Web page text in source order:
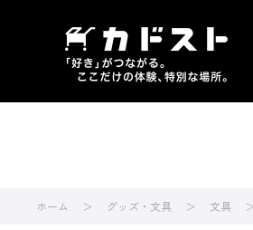
ホーム グッズ・文具 文具